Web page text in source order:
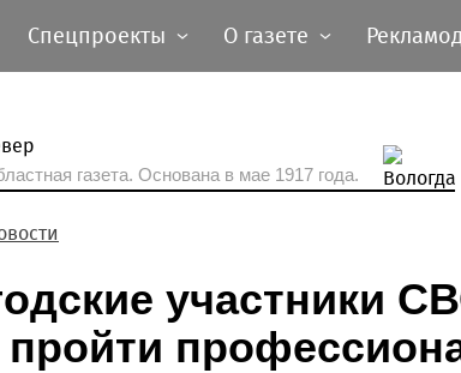
Спецпроекты О газете
газета. Основана в мае 1917 года.
участники
пройти